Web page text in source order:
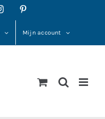
Instagram
Mijn account